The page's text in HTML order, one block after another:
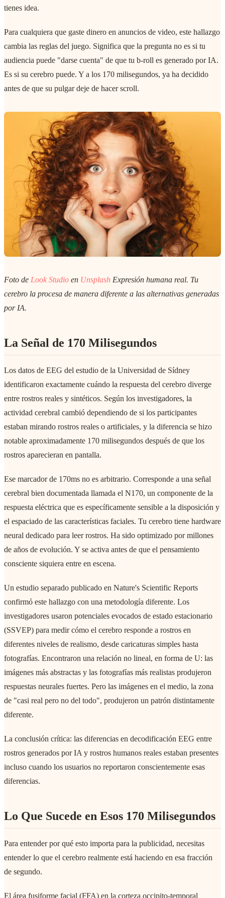
tienes idea.
Para cualquiera que gaste dinero en anuncios de video, este hallazgo
cambia las reglas del juego. Significa que la pregunta no es si tu
audiencia puede "darse cuenta" de que tu b-roll es generado por IA.
Es si su cerebro puede. Y a los 170 milisegundos, ya ha decidido
antes de que su pulgar deje de hacer scroll.
Foto de Look Studio en Unsplash Expresión humana real. Tu
cerebro la procesa de manera diferente a las alternativas generadas
por IA.
La Señal de 170 Milisegundos
Los datos de EEG del estudio de la Universidad de Sídney
identificaron exactamente cuándo la respuesta del cerebro diverge
entre rostros reales y sintéticos. Según los investigadores, la
actividad cerebral cambió dependiendo de si los participantes
estaban mirando rostros reales o artificiales, y la diferencia se hizo
notable aproximadamente 170 milisegundos después de que los
rostros aparecieran en pantalla.
Ese marcador de 170ms no es arbitrario. Corresponde a una señal
cerebral bien documentada llamada el N170, un componente de la
respuesta eléctrica que es específicamente sensible a la disposición y
el espaciado de las características faciales. Tu cerebro tiene hardware
neural dedicado para leer rostros. Ha sido optimizado por millones
de años de evolución. Y se activa antes de que el pensamiento
consciente siquiera entre en escena.
Un estudio separado publicado en Nature's Scientific Reports
confirmó este hallazgo con una metodología diferente. Los
investigadores usaron potenciales evocados de estado estacionario
(SSVEP) para medir cómo el cerebro responde a rostros en
diferentes niveles de realismo, desde caricaturas simples hasta
fotografías. Encontraron una relación no lineal, en forma de U: las
imágenes más abstractas y las fotografías más realistas produjeron
respuestas neurales fuertes. Pero las imágenes en el medio, la zona
de "casi real pero no del todo", produjeron un patrón distintamente
diferente.
La conclusión crítica: las diferencias en decodificación EEG entre
rostros generados por IA y rostros humanos reales estaban presentes
incluso cuando los usuarios no reportaron conscientemente esas
diferencias.
Lo Que Sucede en Esos 170 Milisegundos
Para entender por qué esto importa para la publicidad, necesitas
entender lo que el cerebro realmente está haciendo en esa fracción
de segundo.
El área fusiforme facial (FFA) en la corteza occipito-temporal